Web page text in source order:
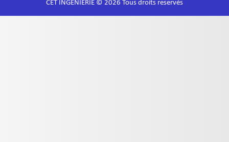
CET INGÉNIERIE © 2026 Tous droits reservés